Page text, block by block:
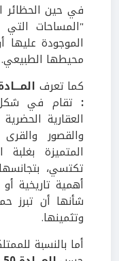
في حين الحظائر
"المساحات التي
الموجودة
محيطها الطبيعي.
كما تعرف المـــادة
: تقام في
العقارية
والقصور
المتميزة
تكتسي،
أهمية تاريخية
شأنها أن تبرز
وتثمينها.
أما بالنسبة